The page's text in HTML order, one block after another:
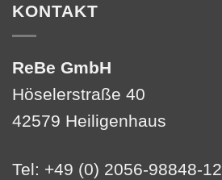
KONTAKT
ReBe GmbH
Höselerstraße 40
42579 Heiligenhaus
Tel: +49 (0) 2056-98848-12